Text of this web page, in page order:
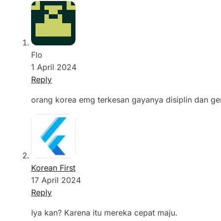
Flo
1 April 2024
Reply
orang korea emg terkesan gayanya disiplin dan
Korean First
17 April 2024
Reply
Iya kan? Karena itu mereka cepat maju.